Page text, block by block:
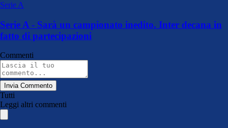
Serie A
Serie A - Sarà un campionato inedito. Inter decana in
fatto di partecipazioni
Commenti
Invia Commento
Tutti
Leggi altri commenti